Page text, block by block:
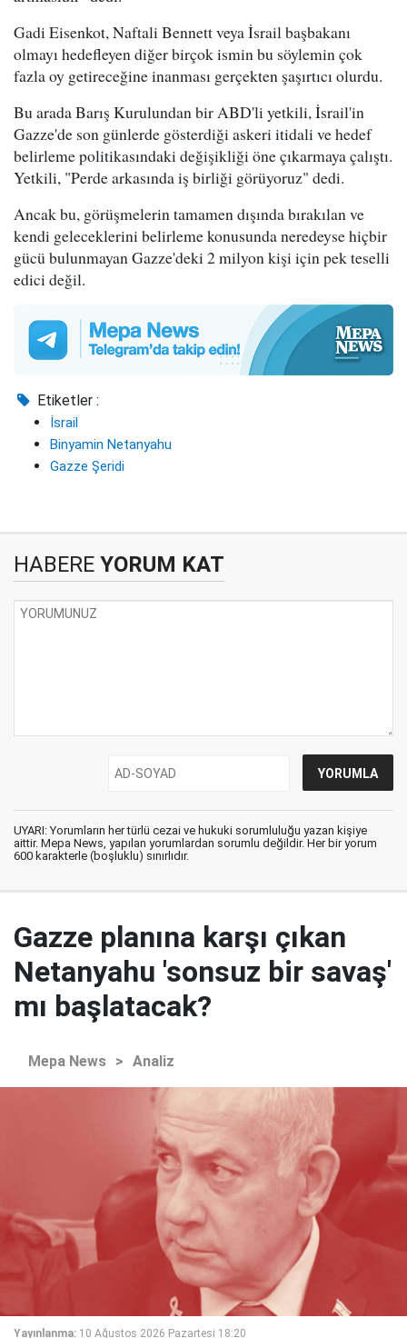
Gadi Eisenkot, Naftali Bennett veya İsrail başbakanı
olmayı hedefleyen diğer birçok ismin bu söylemin çok
fazla oy getireceğine inanması gerçekten şaşırtıcı olurdu.
Bu arada Barış Kurulundan bir ABD'li yetkili, İsrail'in
Gazze'de son günlerde gösterdiği askeri itidali ve hedef
belirleme politikasındaki değişikliği öne çıkarmaya çalıştı.
Yetkili, "Perde arkasında iş birliği görüyoruz" dedi.
Ancak bu, görüşmelerin tamamen dışında bırakılan ve
kendi geleceklerini belirleme konusunda neredeyse hiçbir
gücü bulunmayan Gazze'deki 2 milyon kişi için pek teselli
edici değil.
Etiketler :
İsrail
Binyamin Netanyahu
Gazze Şeridi
HABERE YORUM KAT
UYARI: Yorumların her türlü cezai ve hukuki sorumluluğu yazan kişiye
aittir. Mepa News, yapılan yorumlardan sorumlu değildir. Her bir yorum
600 karakterle (boşluklu) sınırlıdır.
Gazze planına karşı çıkan
Netanyahu 'sonsuz bir savaş'
mı başlatacak?
Mepa News > Analiz
Yayınlanma: 10 Ağustos 2026 Pazartesi 18:20